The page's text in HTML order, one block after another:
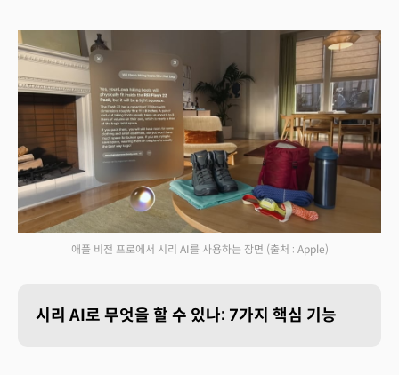
애플 비전 프로에서 시리 AI를 사용하는 장면 (출처 : Apple)
시리 AI로 무엇을 할 수 있나: 7가지 핵심 기능